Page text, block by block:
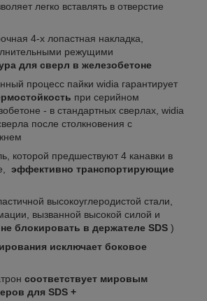
легко вставлять в отверстие
4-х лопастная накладка,
режущими
для сверл в железобетоне
процесс пайки widia гарантирует
при серийном
- в стандартных сверлах, widia
после столкновения с
которой предшествуют 4 канавки в
эффективно транспортирующие
высокоуглеродистой стали,
вызванной высокой силой и
не блокировать в держателе SDS )
исключает боковое
соответствует мировым
для SDS +